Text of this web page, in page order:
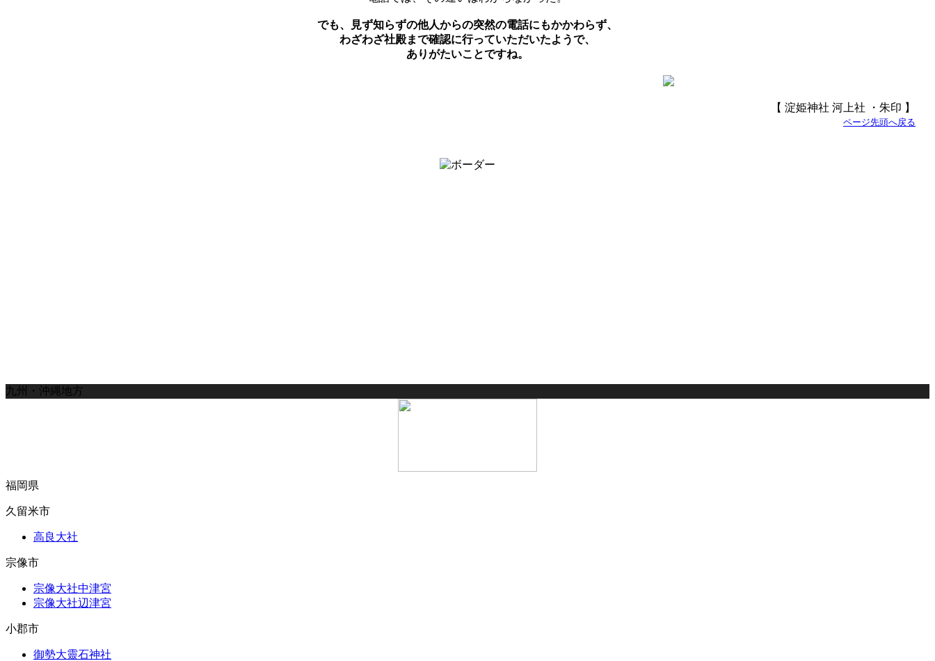
でも、見ず知らずの他人からの突然の電話にもかかわらず、
わざわざ社殿まで確認に行っていただいたようで、
ありがたいことですね。
【 淀姫神社 河上社 ・朱印 】
ページ先頭へ戻る
九州・沖縄地方
福岡県
久留米市
高良大社
宗像市
宗像大社中津宮
宗像大社辺津宮
小郡市
御勢大靈石神社